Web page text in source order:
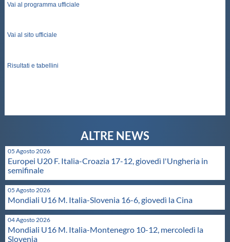
Privacy
Cookie Policy
Archivio News
Flash News
Vai al programma ufficiale
Vai al sito ufficiale
Risultati e tabellini
05 Agosto 2026
Europei U20 F. Italia-Croazia 17-12, giovedì l'Ungheria in
semifinale
05 Agosto 2026
Mondiali U16 M. Italia-Slovenia 16-6, giovedì la Cina
04 Agosto 2026
Mondiali U16 M. Italia-Montenegro 10-12, mercoledì la
Slovenia